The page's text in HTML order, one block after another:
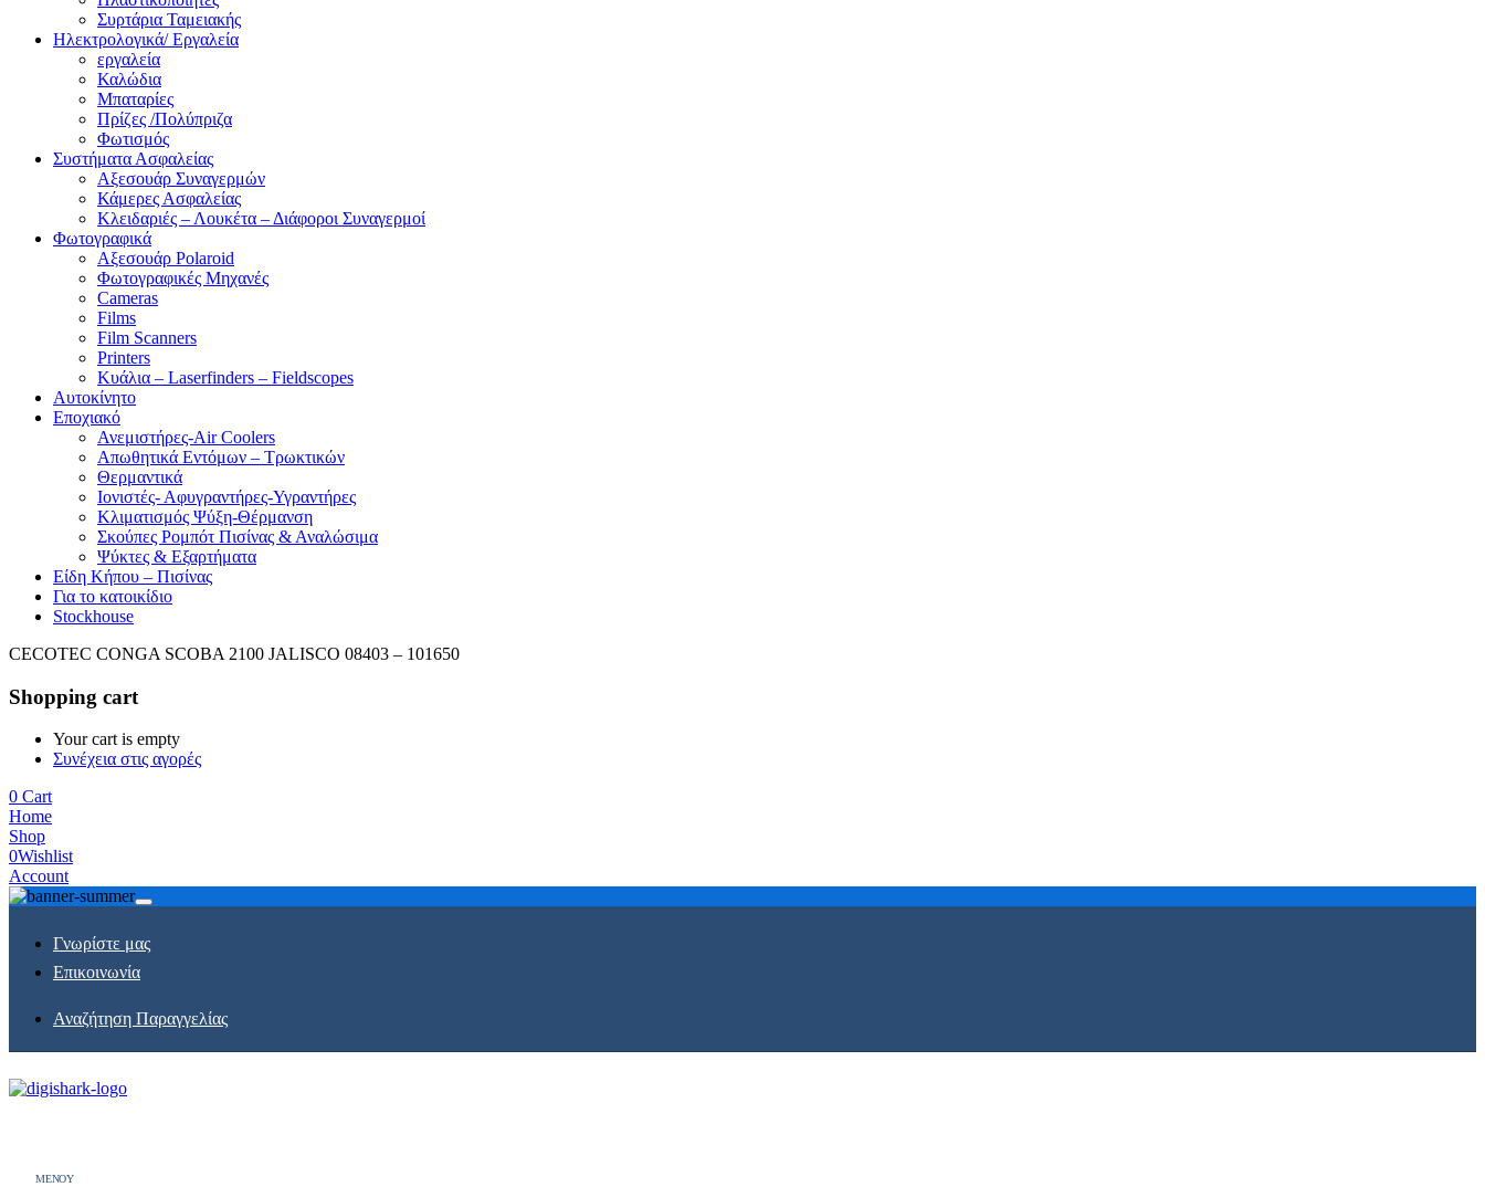
Συρτάρια Ταμειακής
Ηλεκτρολογικά/ Εργαλεία
εργαλεία
Καλώδια
Μπαταρίες
Πρίζες /Πολύπριζα
Φωτισμός
Συστήματα Ασφαλείας
Αξεσουάρ Συναγερμών
Κάμερες Ασφαλείας
Κλειδαριές – Λουκέτα – Διάφοροι Συναγερμοί
Φωτογραφικά
Αξεσουάρ Polaroid
Φωτογραφικές Μηχανές
Cameras
Films
Film Scanners
Printers
Κυάλια – Laserfinders – Fieldscopes
Αυτοκίνητο
Εποχιακό
Ανεμιστήρες-Air Coolers
Απωθητικά Εντόμων – Τρωκτικών
Θερμαντικά
Ιονιστές- Αφυγραντήρες-Υγραντήρες
Κλιματισμός Ψύξη-Θέρμανση
Σκούπες Ρομπότ Πισίνας & Αναλώσιμα
Ψύκτες & Εξαρτήματα
Είδη Κήπου – Πισίνας
Για το κατοικίδιο
Stockhouse
CECOTEC CONGA SCOBA 2100 JALISCO 08403 – 101650
Shopping cart
Your cart is empty
Συνέχεια στις αγορές
0 Cart
Home
Shop
0Wishlist
Account
Γνωρίστε μας
Επικοινωνία
Αναζήτηση Παραγγελίας
MENOY